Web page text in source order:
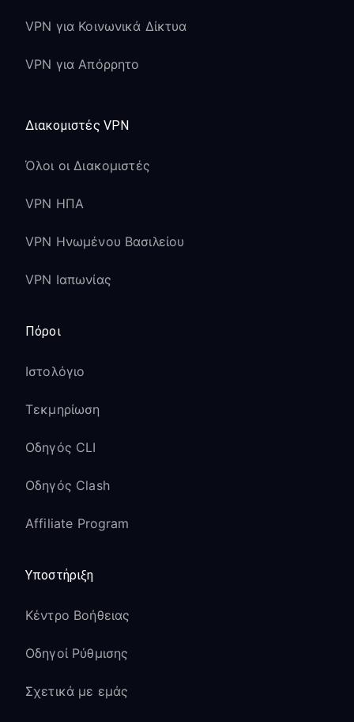
VPN για Κοινωνικά Δίκτυα
VPN για Απόρρητο
Διακομιστές VPN
Όλοι οι Διακομιστές
VPN ΗΠΑ
VPN Ηνωμένου Βασιλείου
VPN Ιαπωνίας
Πόροι
Ιστολόγιο
Τεκμηρίωση
Οδηγός CLI
Οδηγός Clash
Affiliate Program
Υποστήριξη
Κέντρο Βοήθειας
Οδηγοί Ρύθμισης
Σχετικά με εμάς